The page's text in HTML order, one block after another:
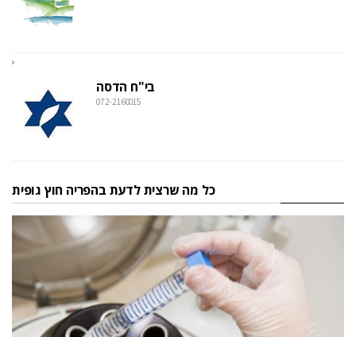
בי"ח הדסה
072-2160015
כל מה שרצית לדעת בהפריה חוץ גופית